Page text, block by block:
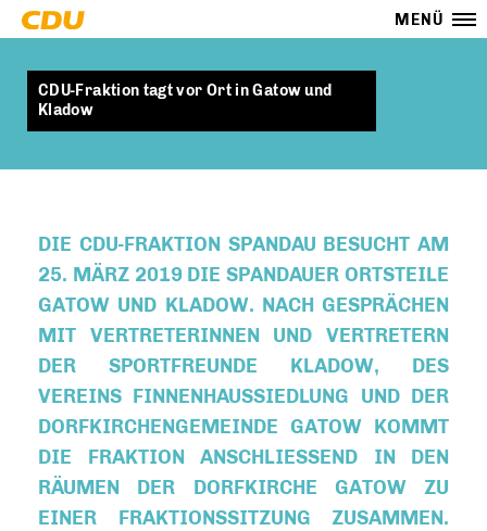
MENÜ
CDU-Fraktion tagt vor Ort in Gatow und
Kladow
DIE CDU-FRAKTION SPANDAU BESUCHT AM
25. MÄRZ 2019 DIE SPANDAUER ORTSTEILE
GATOW UND KLADOW. NACH GESPRÄCHEN
MIT VERTRETERINNEN UND VERTRETERN
DER SPORTFREUNDE KLADOW, DES
VEREINS FINNENHAUSSIEDLUNG UND DER
DORFKIRCHENGEMEINDE GATOW KOMMT
DIE FRAKTION ANSCHLIESSEND IN DEN R
ÄUMEN DER DORFKIRCHE GATOW ZU E
INER FRAKTIONSSITZUNG ZUSAMMEN. D